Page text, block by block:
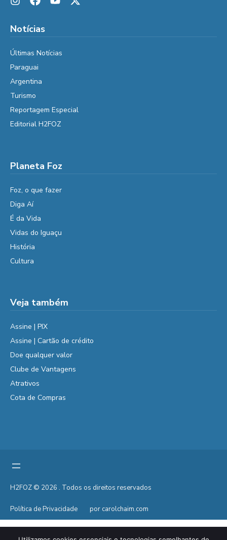
Notícias
Últimas Notícias
Paraguai
Argentina
Turismo
Reportagem Especial
Editorial H2FOZ
Planeta Foz
Foz, o que fazer
Diga Aí
É da Vida
Vidas do Iguaçu
História
Cultura
Veja também
Assine | PIX
Assine | Cartão de crédito
Doe qualquer valor
Clube de Vantagens
Atrativos
Cota de Compras
H2FOZ © 2026 . Todos os direitos reservados
Política de Privacidade por carolchaim.com